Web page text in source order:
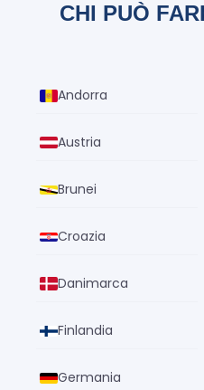
CHI PUÒ
Andorra
Austria
Brunei
Croazia
Danimarca
Finlandia
Germania